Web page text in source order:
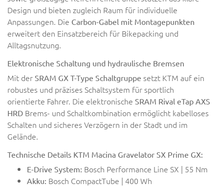
Design und bieten zugleich Raum für individuelle
Anpassungen. Die Carbon-Gabel mit Montagepunkten
erweitert den Einsatzbereich für Bikepacking und
Alltagsnutzung.
Elektronische Schaltung und hydraulische Bremsen
Mit der SRAM GX T-Type Schaltgruppe setzt KTM auf ein
robustes und präzises Schaltsystem für sportlich
orientierte Fahrer. Die elektronische SRAM Rival eTap AXS
HRD Brems- und Schaltkombination ermöglicht kabelloses
Schalten und sicheres Verzögern in der Stadt und im
Gelände.
Technische Details KTM Macina Gravelator SX Prime GX:
E-Drive System: Bosch Performance Line SX | 55 Nm
Akku: Bosch CompactTube | 400 Wh